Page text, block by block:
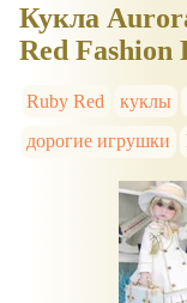
Кукла
Red Fashion
Ruby Red куклы
дорогие игрушки